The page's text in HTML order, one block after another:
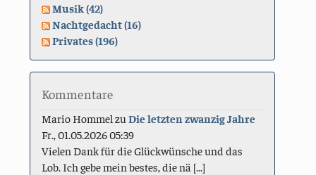
Musik (42)
Nachtgedacht (16)
Privates (196)
Kommentare
Mario Hommel zuDie letzten zwanzig Jahre
Fr., 01.05.2026 05:39
Vielen Dank für die Glückwünsche und das
Lob. Ich gebe mein bestes, die nä [...]